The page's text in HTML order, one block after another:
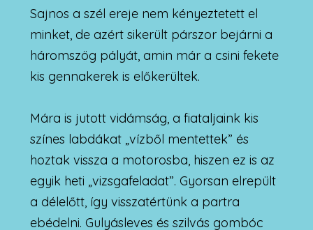
Sajnos a szél ereje nem kényeztetett el
minket, de azért sikerült párszor bejárni a
háromszög pályát, amin már a csini fekete
kis gennakerek is előkerültek.
Mára is jutott vidámság, a fiataljaink kis
színes labdákat „vízből mentettek” és
hoztak vissza a motorosba, hiszen ez is az
egyik heti „vizsgafeladat”. Gyorsan elrepült
a délelőtt, így visszatértünk a partra
ebédelni. Gulyásleves és szilvás gombóc